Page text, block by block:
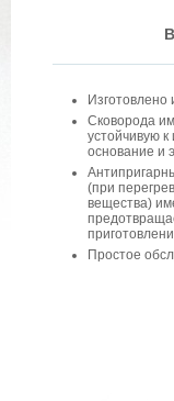
Изготовлено
Сковорода
устойчивую
основание и
(при
вещества)
Простое